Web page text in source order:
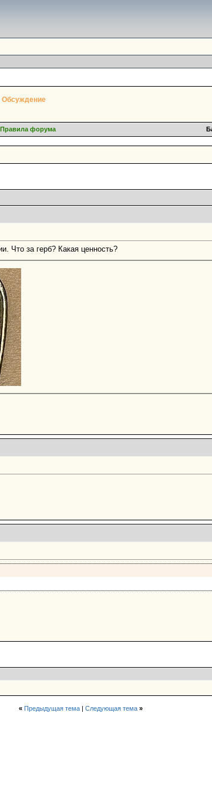
Правила форума
Что за герб? Какая ценность?
« Предыдущая тема| Следующая тема »